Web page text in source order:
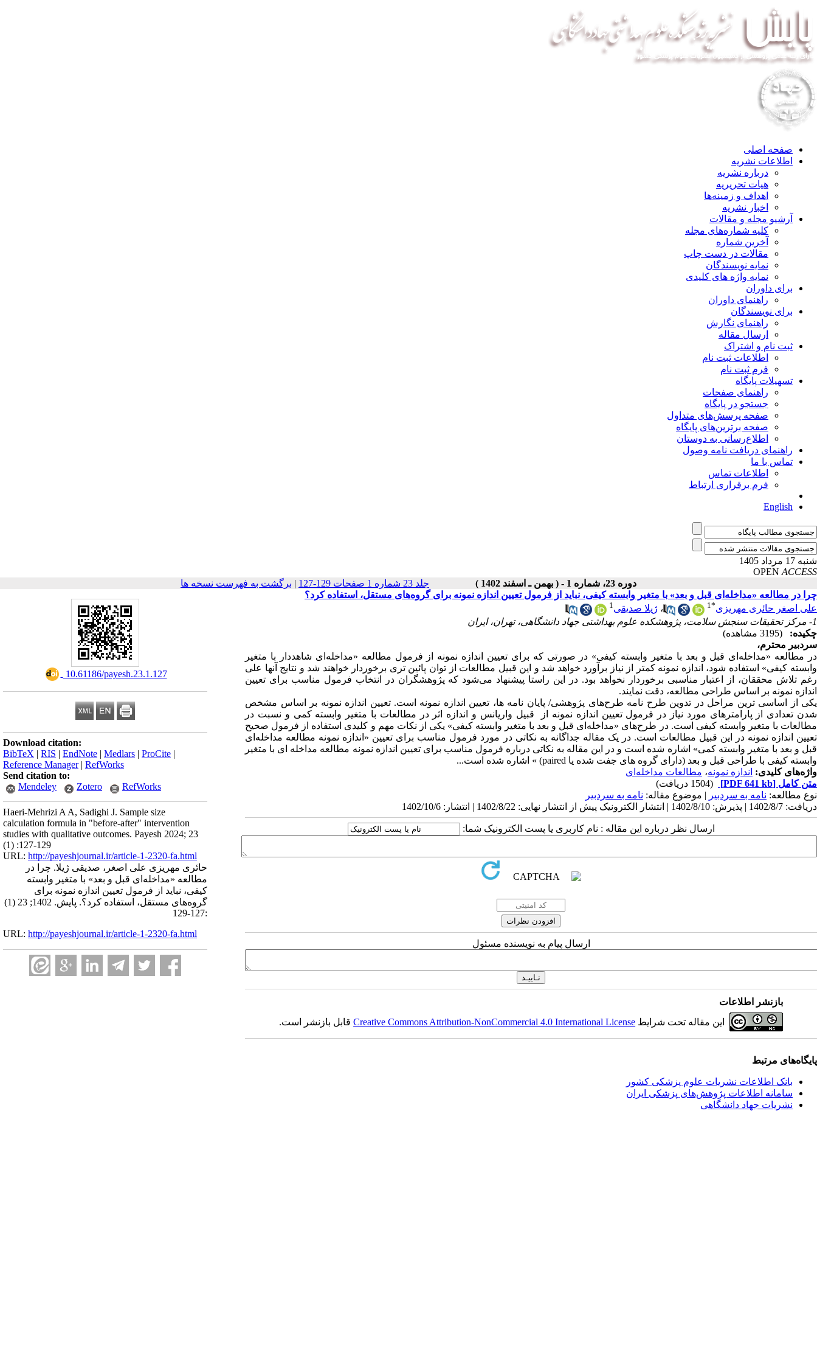
صفحه اصلی
اطلاعات نشریه
درباره نشریه
هیات تحریریه
اهداف و زمینه‌ها
اخبار نشریه
آرشیو مجله و مقالات
کلیه شماره‌های مجله
آخرین شماره
مقالات در دست چاپ
نمایه نویسندگان
نمایه واژه های کلیدی
برای داوران
راهنمای داوران
برای نویسندگان
راهنمای نگارش
ارسال مقاله
ثبت نام و اشتراک
اطلاعات ثبت نام
فرم ثبت نام
تسهیلات پایگاه
راهنمای صفحات
جستجو در پایگاه
صفحه پرسش‌های متداول
صفحه برترین‌های پایگاه
اطلاع‌رسانی به دوستان
راهنمای دریافت نامه وصول
تماس با ما
اطلاعات تماس
فرم برقراری ارتباط
English
شنبه 17 مرداد 1405
OPEN ACCESS
دوره 23، شماره 1 - ( بهمن ـ اسفند 1402 )
جلد 23 شماره 1 صفحات 129-127 | برگشت به فهرست نسخه ها
‎ 10.61186/payesh.23.1.127
Download citation:
BibTeX | RIS | EndNote | Medlars | ProCite |
Reference Manager| RefWorks
Send citation to:
Mendeley
Zotero RefWorks
Haeri-Mehrizi A A, Sadighi J. Sample size
calculation formula in "before-after" intervention
studies with qualitative outcomes. Payesh 2024; 23
(1) :127-129
URL: http://payeshjournal.ir/article-1-2320-fa.html
حائری مهریزی علی اصغر، صدیقی ژیلا. چرا در
مطالعه «مداخله‌ای قبل و بعد» با متغیر وابسته
کیفی، نباید از فرمول تعیین اندازه نمونه برای
گروه‌های مستقل، استفاده کرد؟. پایش. 1402; 23 (1)
:127-129
URL: http://payeshjournal.ir/article-1-2320-fa.html
چرا در مطالعه «مداخله‌ای قبل و بعد» با متغیر وابسته کیفی، نباید از فرمول تعیین اندازه نمونه برای گروه‌های مستقل، استفاده کرد؟
علی اصغر حائری مهریزی*
1 ، ژیلا صدیقی1
1- مرکز تحقیقات سنجش سلامت، پژوهشکده علوم بهداشتی جهاد دانشگاهی، تهران، ایران
چکیده:
(3195 مشاهده)
سردبیر محترم،
در مطالعه «مداخله‌ای قبل و بعد با متغیر وابسته کیفی» در صورتی که برای تعیین اندازه نمونه از فرمول مطالعه «مداخله‌ای شاهددار با متغیر
وابسته کیفی» استفاده شود، اندازه نمونه کمتر از نیاز برآورد خواهد شد و این قبیل مطالعات از توان پائین تری برخوردار خواهند شد و نتایج آنها علی
رغم تلاش محققان، از اعتبار مناسبی برخوردار نخواهد بود. در این راستا پیشنهاد می‌شود که پژوهشگران در انتخاب فرمول مناسب برای تعیین
اندازه نمونه بر اساس طراحی مطالعه، دقت نمایند.
یکی از اساسی ترین مراحل در تدوین طرح نامه طرح‌های پژوهشی/ پایان نامه ها، تعیین اندازه نمونه است. تعیین اندازه نمونه بر اساس مشخص
شدن تعدادی از پارامترهای مورد نیاز در فرمول تعیین اندازه نمونه از قبیل واریانس و اندازه اثر در مطالعات با متغیر وابسته کمی و نسبت در
مطالعات با متغیر وابسته کیفی است. در طرح‌های «مداخله‌ای قبل و بعد با متغیر وابسته کیفی» یکی از نکات مهم و کلیدی استفاده از فرمول صحیح
تعیین اندازه نمونه در این قبیل مطالعات است. در یک مقاله جداگانه به نکاتی در مورد فرمول مناسب برای تعیین «اندازه نمونه مطالعه مداخله‌ای
قبل و بعد با متغیر وابسته کمی» اشاره شده است و در این مقاله به نکاتی درباره فرمول مناسب برای تعیین اندازه نمونه مطالعه مداخله ای با متغیر
وابسته کیفی با طراحی قبل و بعد (دارای گروه های جفت شده یا paired) » اشاره شده است...
واژه‌های کلیدی: اندازه نمونه، مطالعات مداخله‌ای
متن کامل [PDF 641 kb]
(1504 دریافت)
نوع مطالعه: نامه به سردبیر | موضوع مقاله: نامه به سردبیر
دریافت: 1402/8/7 | پذیرش: 1402/8/10 | انتشار الکترونیک پیش از انتشار نهایی: 1402/8/22 | انتشار: 1402/10/6
ارسال نظر درباره این مقاله : نام کاربری یا پست الکترونیک شما:
ارسال پیام به نویسنده مسئول
بازنشر اطلاعات
این مقاله تحت شرایط Creative Commons Attribution-NonCommercial 4.0 International Licenseقابل بازنشر است.
پایگاه‌های مرتبط
بانک اطلاعات نشریات علوم پزشکی کشور
سامانه اطلاعات پژوهش‌های پزشکی ایران
نشریات جهاد دانشگاهی